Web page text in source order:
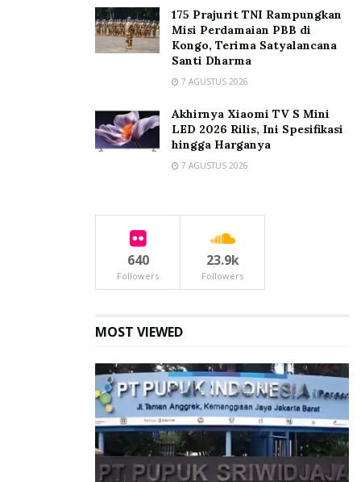
175 Prajurit TNI Rampungkan
Misi Perdamaian PBB di
Kongo, Terima Satyalancana
Santi Dharma
7 AGUSTUS 2026
Akhirnya Xiaomi TV S Mini
LED 2026 Rilis, Ini Spesifikasi
hingga Harganya
7 AGUSTUS 2026
640
Followers
23.9k
Followers
MOST VIEWED